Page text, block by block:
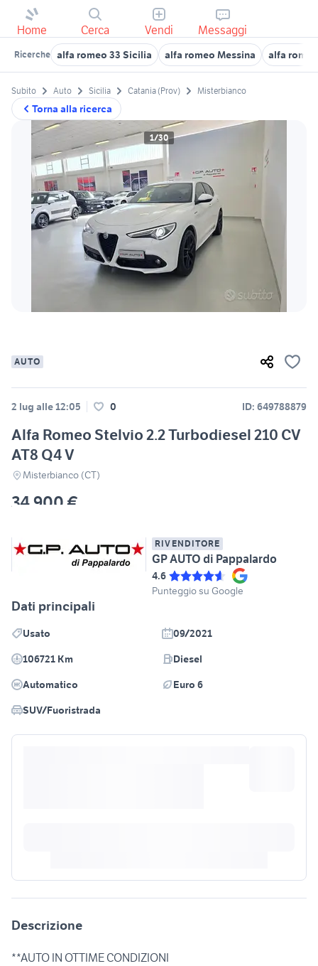
Home Cerca Vendi Messaggi
Ricerche alfa romeo 33 Sicilia alfa romeo Messina alfa
Torna alla ricerca
Subito Auto Sicilia Catania (Prov) Misterbianco
1/30
AUTO
2 lug alle 12:05 0 ID: 649788879
Alfa Romeo Stelvio 2.2 Turbodiesel 210 CV
AT8 Q4 V
Misterbianco (CT)
34.900 €
RIVENDITORE
GP AUTO di Pappalardo
4.6
Punteggio su Google
Dati principali
Usato
09/2021
106721 Km
Diesel
Automatico
Euro 6
SUV/Fuoristrada
Descrizione
**AUTO IN OTTIME CONDIZIONI